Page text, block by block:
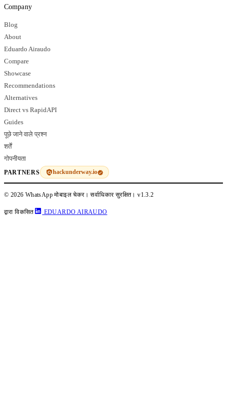
Company
Blog
About
Eduardo Airaudo
Compare
Showcase
Recommendations
Alternatives
Direct vs RapidAPI
Guides
पूछे जाने वाले प्रश्न
शर्तें
गोपनीयता
PARTNERS hackunderway.io
© 2026 WhatsApp मोबाइल चेकर। सर्वाधिकार सुरक्षित।v1.3.2
द्वारा विकसित EDUARDO AIRAUDO